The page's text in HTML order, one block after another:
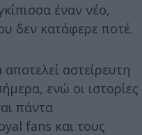
έναν νέο,
δεν κατάφερε ποτέ.
αστείρευτη
ενώ οι ιστορίες
πάντα
fans και τους